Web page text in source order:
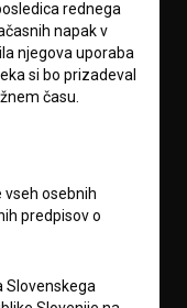
rednega
napak v
njegova uporaba
si bo prizadeval
času.
osebnih
predpisov o
Slovenskega